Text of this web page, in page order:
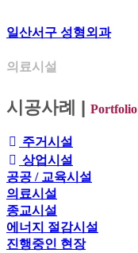
일산서구 성형외과
의료시설
시공사례 Portfolio
주거시설
상업시설
공공 / 교육시설
의료시설
종교시설
에너지 절감시설
진행중인 현장